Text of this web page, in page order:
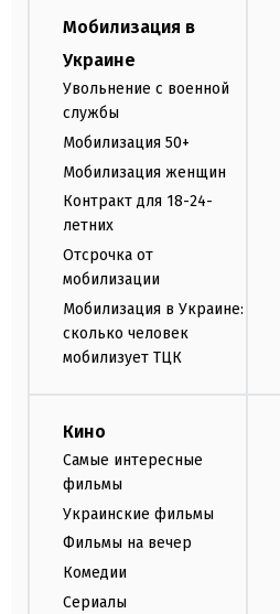
Мобилизация в
Украине
Увольнение с военной
службы
Мобилизация 50+
Мобилизация женщин
Контракт для 18-24-
летних
Отсрочка от
мобилизации
Мобилизация в Украине:
сколько человек
мобилизует ТЦК
Кино
Самые интересные
фильмы
Украинские фильмы
Фильмы на вечер
Комедии
Сериалы